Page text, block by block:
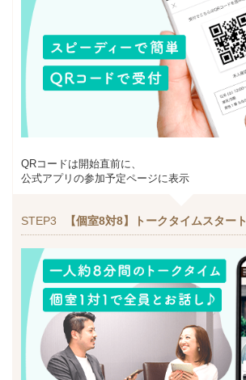
QRコードは開始直前に、
公式アプリの参加予定ページに表示
STEP3 【個室8対8】トークタイムスタート